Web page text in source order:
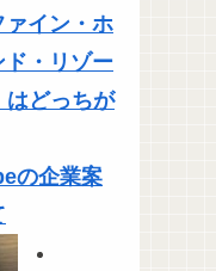
ァイン・ホ
ド・リゾー
はどっちが
の企業案